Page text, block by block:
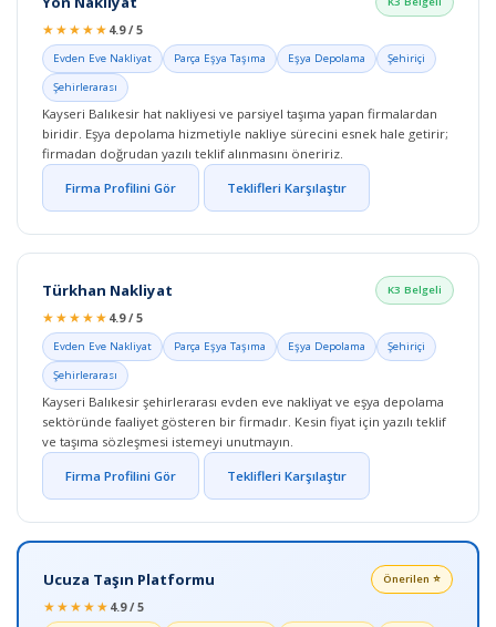
★★★★★ 4.9 / 5
Evden Eve Nakliyat Parça Eşya Taşıma Eşya Depolama
Şehiriçi
Şehirlerarası
Kayseri Balıkesir hat nakliyesi ve parsiyel taşıma yapan firmalardan
biridir. Eşya depolama hizmetiyle nakliye sürecini esnek hale getirir;
firmadan doğrudan yazılı teklif alınmasını öneririz.
Firma Profilini Gör Teklifleri Karşılaştır
Türkhan Nakliyat K3 Belgeli
★★★★★ 4.9 / 5
Evden Eve Nakliyat Parça Eşya Taşıma Eşya Depolama
Şehiriçi
Şehirlerarası
Kayseri Balıkesir şehirlerarası evden eve nakliyat ve eşya depolama
sektöründe faaliyet gösteren bir firmadır. Kesin fiyat için yazılı teklif
ve taşıma sözleşmesi istemeyi unutmayın.
Firma Profilini Gör Teklifleri Karşılaştır
Ucuza Taşın Platformu Önerilen ⭐
★★★★★ 4.9 / 5